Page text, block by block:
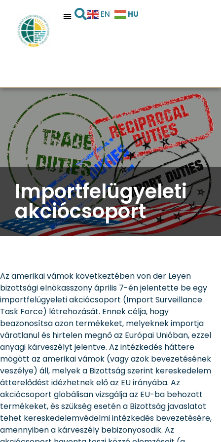
EN HU
Importfelügyeleti
akciócsoport
Az amerikai vámok következtében von der Leyen
bizottsági elnökasszony április 7-én jelentette be egy
importfelügyeleti akciócsoport (Import Surveillance
Task Force) létrehozását. Ennek célja, hogy
beazonosítsa azon termékeket, melyeknek importja
váratlanul és hirtelen megnő az Európai Unióban, ezzel
anyagi kárveszélyt jelentve. Az intézkedés háttere
mögött az amerikai vámok (vagy azok bevezetésének
veszélye) áll, melyek a Bizottság szerint kereskedelem
átterelődést idézhetnek elő az EU irányába. Az
akciócsoport globálisan vizsgálja az EU-ba behozott
termékeket, és szükség esetén a Bizottság javaslatot
tehet kereskedelemvédelmi intézkedés bevezetésére,
amennyiben a kárveszély bebizonyosodik. Az